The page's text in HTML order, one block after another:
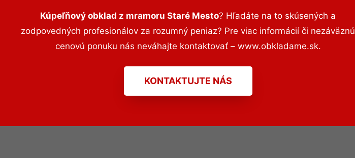
Kúpeľňový obklad z mramoru Staré Mesto? Hľadáte na to skúsených a
zodpovedných profesionálov za rozumný peniaz? Pre viac informácií či nezáväznú
cenovú ponuku nás neváhajte kontaktovať – www.obkladame.sk.
KONTAKTUJTE NÁS